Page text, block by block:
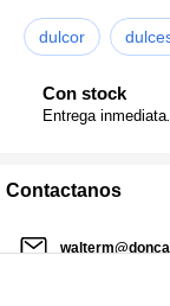
dulcor
Con stock
Entrega inmediata
Contactanos